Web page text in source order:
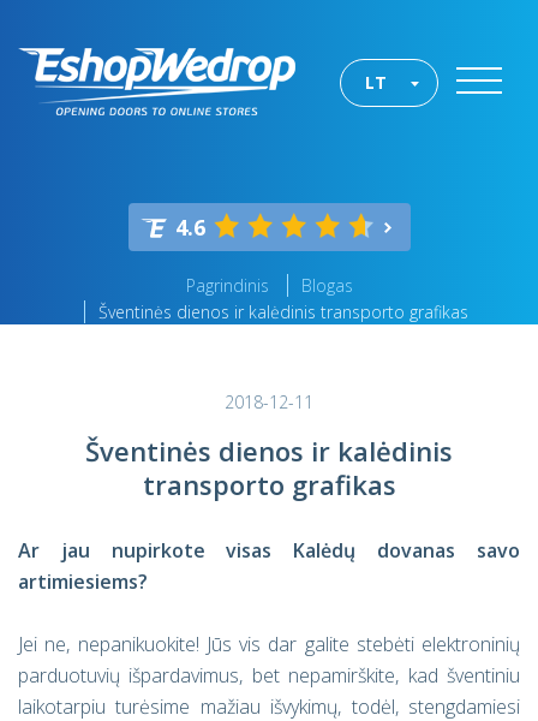
LT
4.6
Pagrindinis
Blogas
Šventinės dienos ir kalėdinis transporto grafikas
2018-12-11
Šventinės dienos ir kalėdinis
transporto grafikas
Ar jau nupirkote visas Kalėdų dovanas savo
artimiesiems?
Jei ne, nepanikuokite! Jūs vis dar galite stebėti elektroninių
parduotuvių išpardavimus, bet nepamirškite, kad šventiniu
laikotarpiu turėsime mažiau išvykimų, todėl, stengdamiesi